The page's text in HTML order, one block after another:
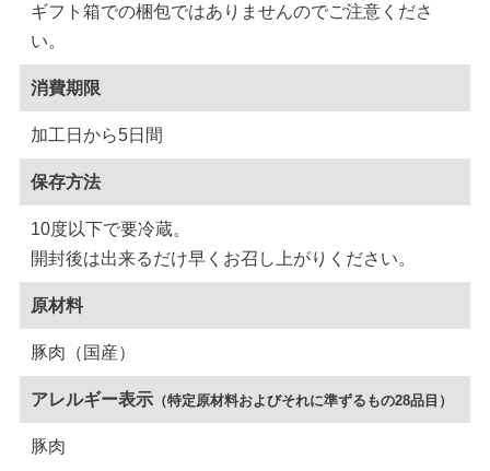
ギフト箱での梱包ではありませんのでご注意くださ
い。
消費期限
加工日から5日間
保存方法
10度以下で要冷蔵。
開封後は出来るだけ早くお召し上がりください。
原材料
豚肉（国産）
アレルギー表示 （特定原材料およびそれに準ずるもの28品目）
豚肉